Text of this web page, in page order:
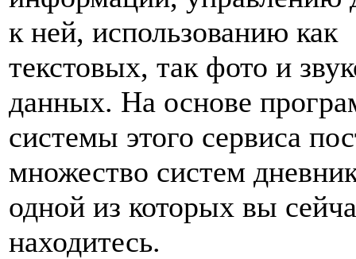
к ней, использованию как
текстовых, так фото и
данных. На основе
системы этого сервиса
множество систем
одной из которых вы
находитесь.